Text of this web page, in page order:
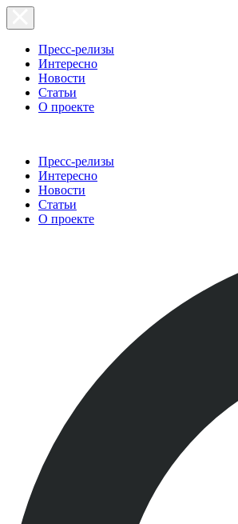
Пресс-релизы
Интересно
Новости
Статьи
О проекте
Пресс-релизы
Интересно
Новости
Статьи
О проекте